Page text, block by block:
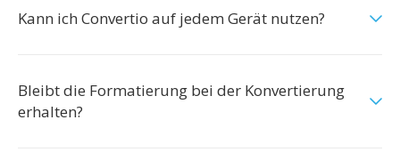
Kann ich Convertio auf jedem Gerät nutzen?
Bleibt die Formatierung bei der Konvertierung
erhalten?